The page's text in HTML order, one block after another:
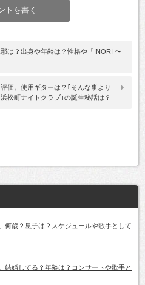
は？出身や年齢は？性格や「INORI 〜
価。使用ギターは？｢そんな事より
松町ナイトクラブ｣の誕生秘話は？
何歳？息子は？スケジュールや歌手として
結婚してる？年齢は？コンサートや歌手と